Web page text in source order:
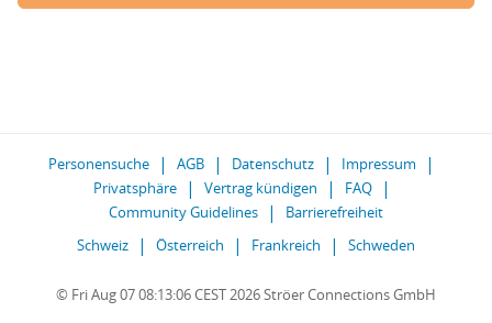
Personensuche AGB Datenschutz
Impressum
Privatsphäre
Vertrag kündigen
FAQ
Community Guidelines
Barrierefreiheit
Schweiz
Österreich Frankreich Schweden
© Fri Aug 07 08:13:06 CEST 2026 Ströer Connections GmbH